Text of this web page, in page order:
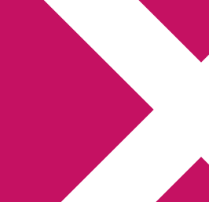
Deckare,
Boktolva
Webbshop
Bokbloggsjerka
Kriminalroman
You are here: Archives for